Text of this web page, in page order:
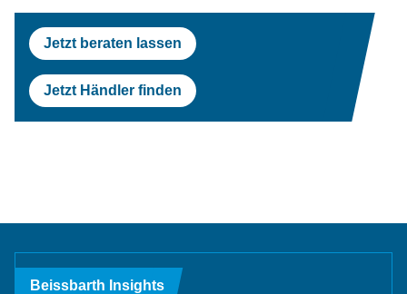
Jetzt beraten lassen
Jetzt Händler finden
Beissbarth Insights
Prüfstraßen
Scheinwerferprüfung
Radwuchtmaschinen
Tesla
Porsche
Volvo
Scheinwerferprüfung
Radwuchtmaschinen
Reifenmontiergeräte
Reifenservice
Return On Invest Rechner
OEM Freigaben